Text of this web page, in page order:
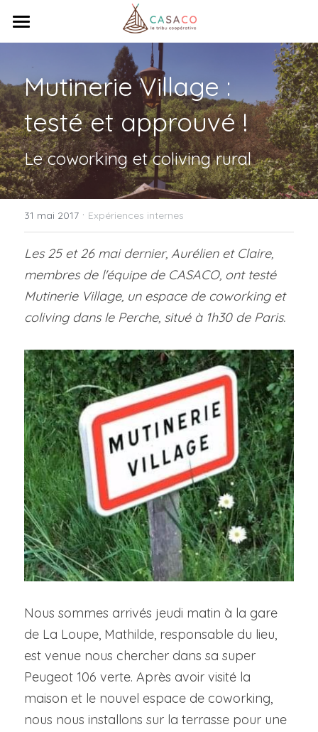
Venez travailler
Réunissez-vous
Qui sommes-nous ?
Coopérative
Tribu
Ça bouge !
Actualités
Animations
Contact
Totem
Rechercher
Visitez l'espace
Mutinerie Village :
testé et approuvé !
Le coworking et coliving rural
31 mai 2017 · Expériences internes
Les 25 et 26 mai dernier, Aurélien et Claire,
membres de l'équipe de CASACO, ont testé
Mutinerie Village, un espace de coworking et
coliving dans le Perche, situé à 1h30 de Paris.
Nous sommes arrivés jeudi matin à la gare
de La Loupe, Mathilde, responsable du lieu,
est venue nous chercher dans sa super
Peugeot 106 verte. Après avoir visité la
maison et le nouvel espace de coworking,
nous nous installons sur la terrasse pour une
LES CATÉGORIES DE LA BOUTIQUE
Toutes les catégories